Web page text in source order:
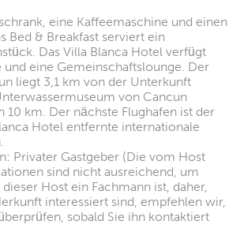
eine Kaffeemaschine und einen
Bed & Breakfast serviert ein
Das Villa Blanca Hotel verfügt
und eine Gemeinschaftslounge. Der
liegt 3,1 km von der Unterkunft
von Cancun
10 km. Der nächste Flughafen ist der
Hotel entfernte internationale
Privater Gastgeber (Die vom Host
sind nicht ausreichend, um
Host ein Fachmann ist, daher,
interessiert sind, empfehlen wir,
sobald Sie ihn kontaktiert